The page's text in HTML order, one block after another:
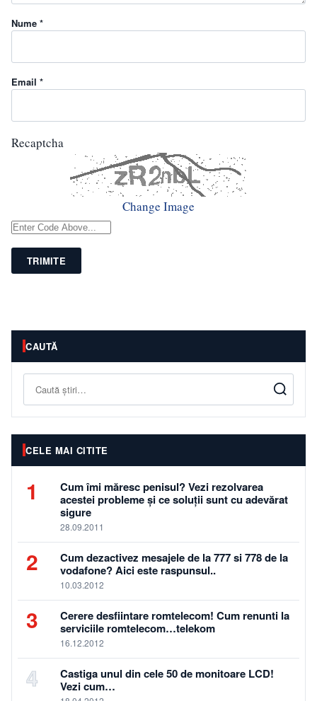
Nume *
Email *
Recaptcha
Change Image
TRIMITE
CAUTĂ
CELE MAI CITITE
1
Cum îmi măresc penisul? Vezi rezolvarea
acestei probleme și ce soluții sunt cu adevărat
sigure
28.09.2011
2
Cum dezactivez mesajele de la 777 si 778 de la
vodafone? Aici este raspunsul..
10.03.2012
3
Cerere desfiintare romtelecom! Cum renunti la
serviciile romtelecom…telekom
16.12.2012
4
Castiga unul din cele 50 de monitoare LCD!
Vezi cum…